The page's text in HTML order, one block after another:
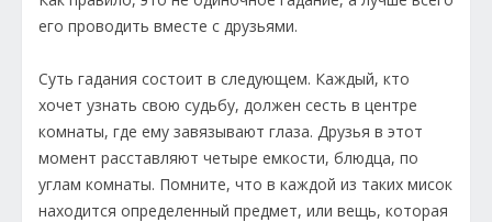
его проводить вместе с друзьями.
Суть гадания состоит в следующем. Каждый, кто
хочет узнать свою судьбу, должен сесть в центре
комнаты, где ему завязывают глаза. Друзья в этот
момент расставляют четыре емкости, блюдца, по
углам комнаты. Помните, что в каждой из таких мисок
находится определенный предмет, или вещь, которая